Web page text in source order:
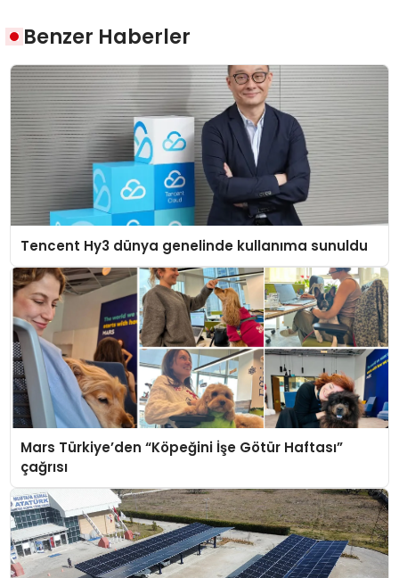
Benzer Haberler
Tencent Hy3 dünya genelinde kullanıma sunuldu
Mars Türkiye’den “Köpeğini İşe Götür Haftası”
çağrısı